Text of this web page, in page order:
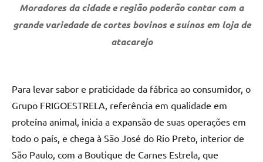
Moradores da cidade e região poderão contar com a
grande variedade de cortes bovinos e suínos em loja de
atacarejo
Para levar sabor e praticidade da fábrica ao consumidor, o
Grupo FRIGOESTRELA, referência em qualidade em
proteína animal, inicia a expansão de suas operações em
todo o país, e chega à São José do Rio Preto, interior de
São Paulo, com a Boutique de Carnes Estrela, que